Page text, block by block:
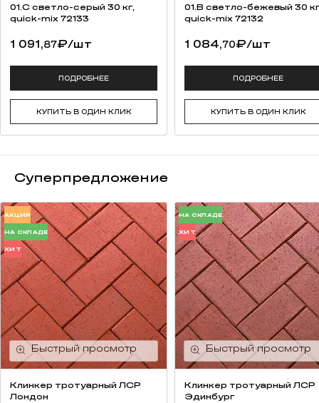
высокая прочность на изгиб;
качественная упаковка (термоусадочная пленка, каждый ряд
потертостей).
заказ (от 50 000 штук);
сохранение традиций русских мастеров.
01.C светло-серый 30 кг,
quick-mix 72133
1 091,87₽/шт
ПОДРОБНЕЕ
КУПИТЬ В ОДИН КЛИК
01.B светло-бежевый 30
quick-mix 72132
1 084,70₽/шт
ПОДРОБНЕЕ
КУПИТЬ В ОДИН КЛИК
Суперпредложение
АКЦИЯ
НА СКЛАДЕ
ХИТ
Клинкер тротуарный ЛСР
Лондон
НА СКЛАДЕ
ХИТ
Клинкер тротуарный ЛСР
Эдинбург